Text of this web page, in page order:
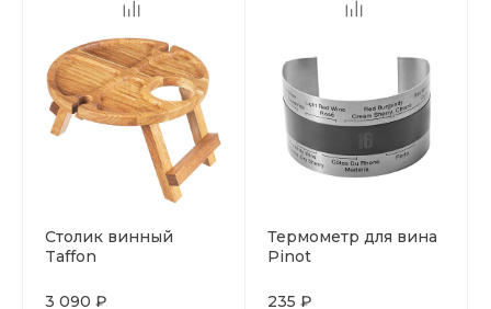
Столик винный
Taffon
3 090 ₽
Термометр для вина
Pinot
235 ₽